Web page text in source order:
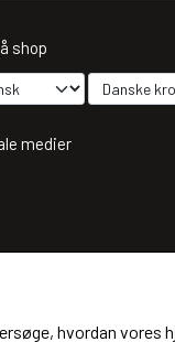
shop
medier
hvordan vores